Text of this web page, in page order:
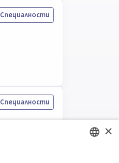
Специалности
Специалности
×